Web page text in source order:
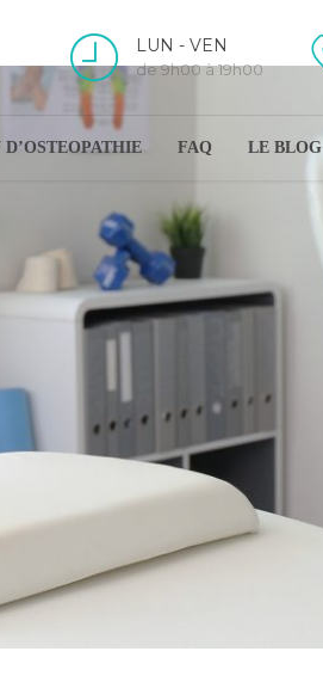
LUN - VEN
de 9h00 à 19h00
FAQ LE BLOG